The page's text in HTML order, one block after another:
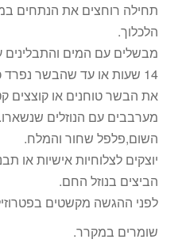
תחילה רוחצים את הנתחים
הלכלוך.
14 שעות או עד שהבשר נפרד כולו מהעצמות.
את הבשר טוחנים או קוצצים
מערבבים עם הנוזלים
השום,פלפל שחור והמלח.
יוצקים לצלוחיות אישיות או
הביצים בנוזל החם.
לפני ההגשה מקשטים
שומרים במקרר.